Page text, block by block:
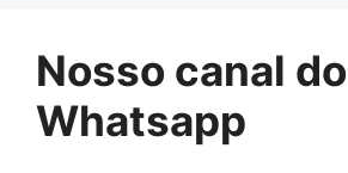
Nosso canal do
Whatsapp